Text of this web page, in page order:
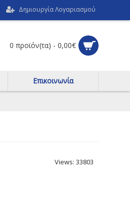
Δημιουργία Λογαριασμού
0 προϊόν(τα) - 0,00€
Επικοινωνία
Views: 33803